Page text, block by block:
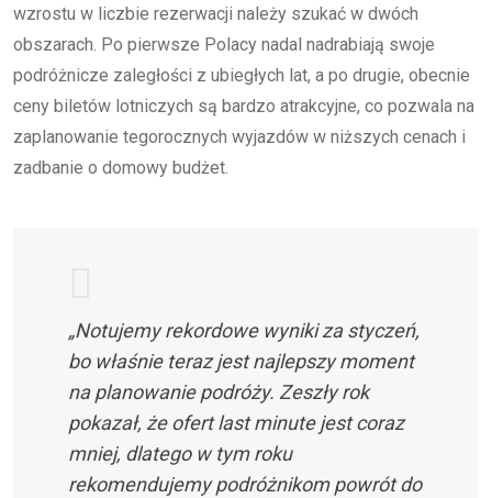
wzrostu w liczbie rezerwacji należy szukać w dwóch
obszarach. Po pierwsze Polacy nadal nadrabiają swoje
podróżnicze zaległości z ubiegłych lat, a po drugie, obecnie
ceny biletów lotniczych są bardzo atrakcyjne, co pozwala na
zaplanowanie tegorocznych wyjazdów w niższych cenach i
zadbanie o domowy budżet.
„Notujemy rekordowe wyniki za styczeń,
bo właśnie teraz jest najlepszy moment
na planowanie podróży. Zeszły rok
pokazał, że ofert last minute jest coraz
mniej, dlatego w tym roku
rekomendujemy podróżnikom powrót do